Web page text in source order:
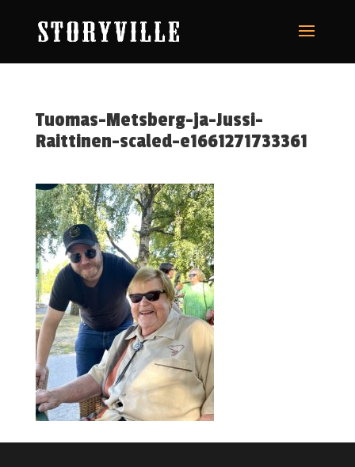
Tuomas-Metsberg-ja-Jussi-
Raittinen-scaled-e1661271733361